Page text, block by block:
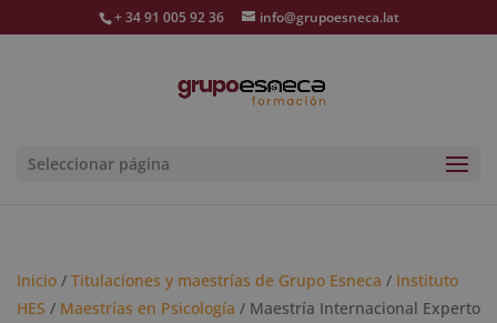
+ 34 91 005 92 36 info@grupoesneca.lat
Seleccionar página
Inicio / Titulaciones y maestrías de Grupo Esneca / Instituto
HES / Maestrías en Psicología / Maestría Internacional Experto